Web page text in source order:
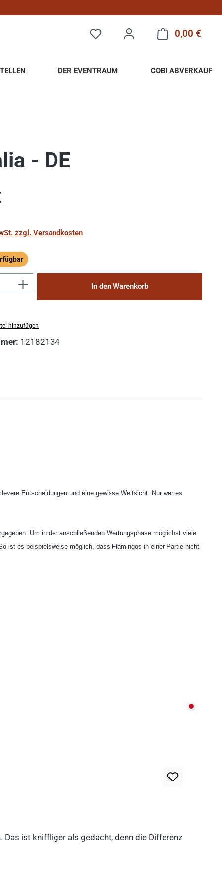
0,00 €
DER EVENTRAUM COBI ABVERKAUF
- DE
zzgl. Versandkosten
Anzahl: Gib den gewünschten Wert
In den Warenkorb
hinzufügen
12182134
Entscheidungen und eine gewisse Weitsicht. Nur wer es
Um in der anschließenden Wertungsphase möglichst viele
ist es beispielsweise möglich, dass Flamingos in einer Partie nicht
Nicht
Das ist kniffliger als gedacht, denn die Differenz